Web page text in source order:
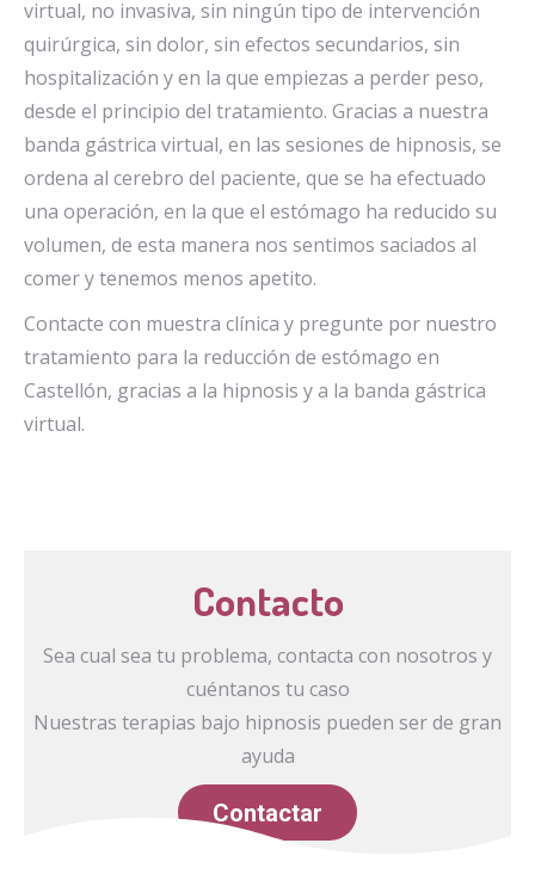
virtual, no invasiva, sin ningún tipo de intervención
quirúrgica, sin dolor, sin efectos secundarios, sin
hospitalización y en la que empiezas a perder peso,
desde el principio del tratamiento. Gracias a nuestra
banda gástrica virtual, en las sesiones de hipnosis, se
ordena al cerebro del paciente, que se ha efectuado
una operación, en la que el estómago ha reducido su
volumen, de esta manera nos sentimos saciados al
comer y tenemos menos apetito.
Contacte con muestra clínica y pregunte por nuestro
tratamiento para la reducción de estómago en
Castellón, gracias a la hipnosis y a la banda gástrica
virtual.
Contacto
Sea cual sea tu problema, contacta con nosotros y
cuéntanos tu caso
Nuestras terapias bajo hipnosis pueden ser de gran
ayuda
Contactar